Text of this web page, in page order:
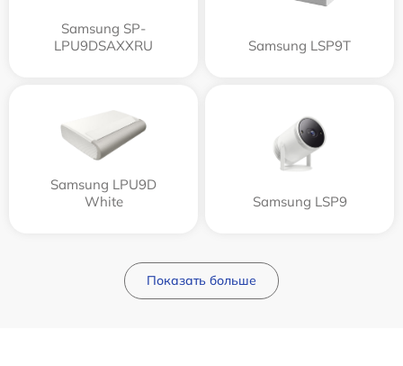
Samsung SP-
LPU9DSAXXRU
Samsung LSP9T
Samsung LPU9D
White
Samsung LSP9
Показать больше